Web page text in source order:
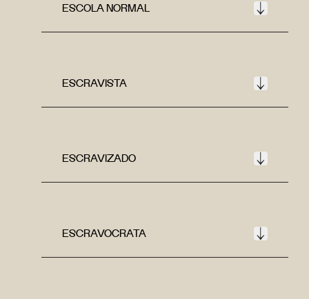
ESCOLA NORMAL
ESCRAVISTA
ESCRAVIZADO
ESCRAVOCRATA